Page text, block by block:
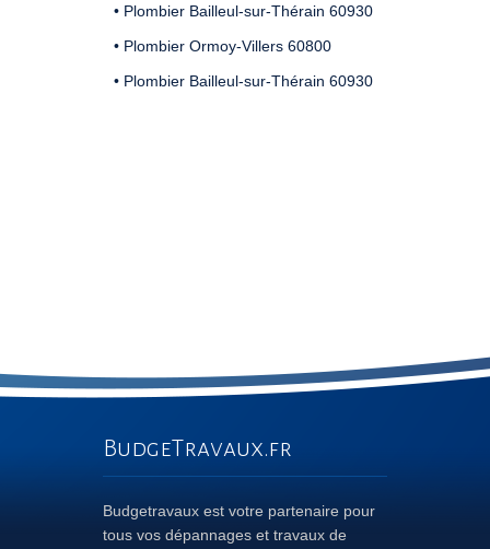
• Plombier Bailleul-sur-Thérain 60930
• Plombier Ormoy-Villers 60800
• Plombier Bailleul-sur-Thérain 60930
BudgeTravaux.fr
Budgetravaux est votre partenaire pour
tous vos dépannages et travaux de